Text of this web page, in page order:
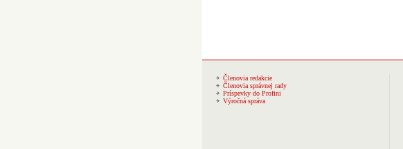
Členovia redakcie
Členovia správnej rady
Príspevky do Profini
Výročná správa